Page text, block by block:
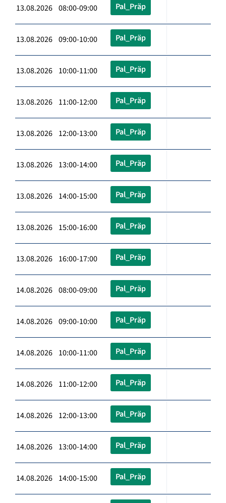
13.08.2026 08:00-09:00 Pal_Präp
13.08.2026 09:00-10:00 Pal_Präp
13.08.2026 10:00-11:00 Pal_Präp
13.08.2026 11:00-12:00 Pal_Präp
13.08.2026 12:00-13:00 Pal_Präp
13.08.2026 13:00-14:00 Pal_Präp
13.08.2026 14:00-15:00 Pal_Präp
13.08.2026 15:00-16:00 Pal_Präp
13.08.2026 16:00-17:00 Pal_Präp
14.08.2026 08:00-09:00 Pal_Präp
14.08.2026 09:00-10:00 Pal_Präp
14.08.2026 10:00-11:00 Pal_Präp
14.08.2026 11:00-12:00 Pal_Präp
14.08.2026 12:00-13:00 Pal_Präp
14.08.2026 13:00-14:00 Pal_Präp
14.08.2026 14:00-15:00 Pal_Präp